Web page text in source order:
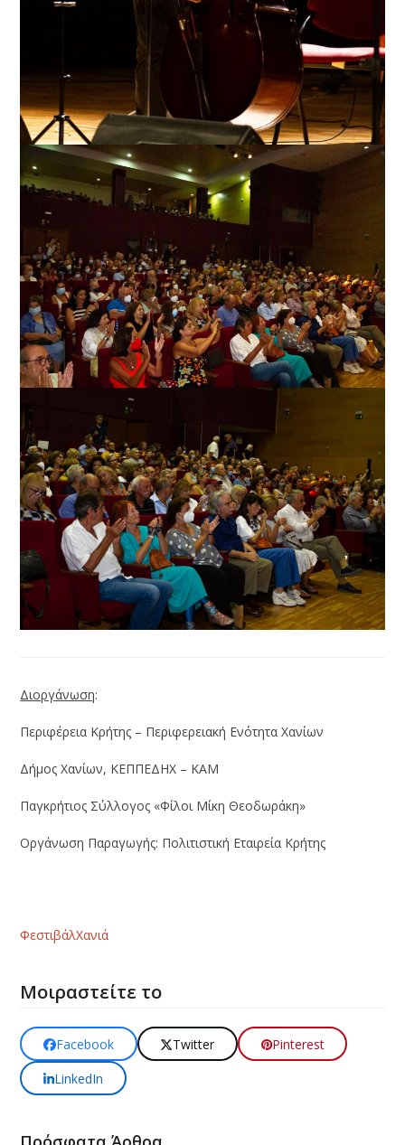
Διοργάνωση:
Περιφέρεια Κρήτης – Περιφερειακή Ενότητα Χανίων
Δήμος Χανίων, ΚΕΠΠΕΔΗΧ – ΚΑΜ
Παγκρήτιος Σύλλογος «Φίλοι Μίκη Θεοδωράκη»
Οργάνωση Παραγωγής: Πολιτιστική Εταιρεία Κρήτης
ΦεστιβάλΧανιά
Μοιραστείτε το
Facebook Twitter
Pinterest
LinkedIn